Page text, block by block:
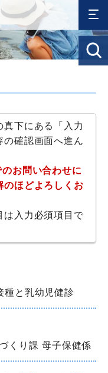
下にある「入力
確認画面へ進ん
お問い合わせに
のほどよろしくお
は入力必須項目で
種と乳幼児健診
くり課 母子保健係